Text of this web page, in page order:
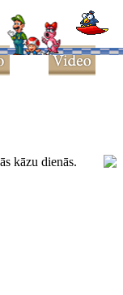
kāzu dienās.